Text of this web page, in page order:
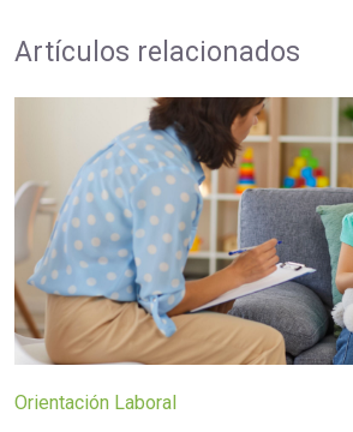
Artículos relacionados
Orientación Laboral